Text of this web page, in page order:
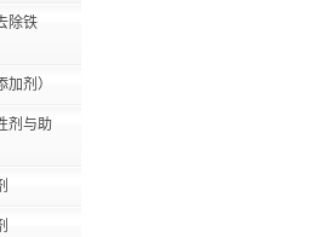
除铁
剂）
剂与助